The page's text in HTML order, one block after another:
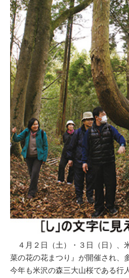
４月２日（土）・３日（日）、
菜の花の花まつり』が開催され、
今年も米沢の森三大山桜である行